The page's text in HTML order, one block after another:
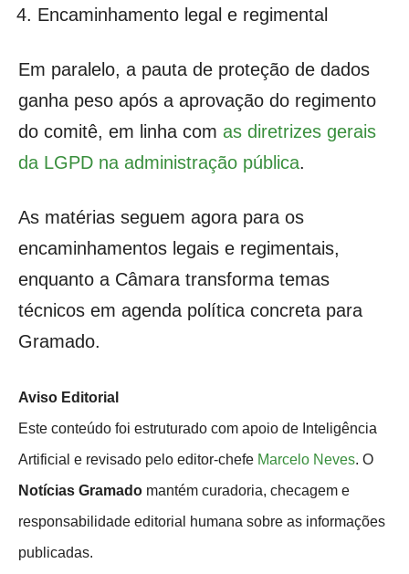
Encaminhamento legal e regimental
Em paralelo, a pauta de proteção de dados
ganha peso após a aprovação do regimento
do comitê, em linha com as diretrizes gerais
da LGPD na administração pública.
As matérias seguem agora para os
encaminhamentos legais e regimentais,
enquanto a Câmara transforma temas
técnicos em agenda política concreta para
Gramado.
Aviso Editorial
Este conteúdo foi estruturado com apoio de Inteligência
Artificial e revisado pelo editor-chefe Marcelo Neves. O
Notícias Gramado mantém curadoria, checagem e
responsabilidade editorial humana sobre as informações
publicadas.